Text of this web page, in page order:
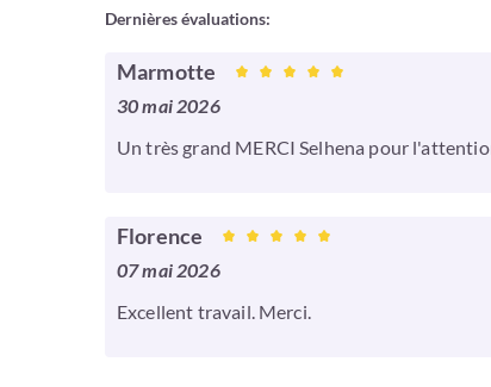
Dernières évaluations:
Marmotte
30 mai 2026
Un très grand MERCI Selhena pour
Florence
07 mai 2026
Excellent travail. Merci.